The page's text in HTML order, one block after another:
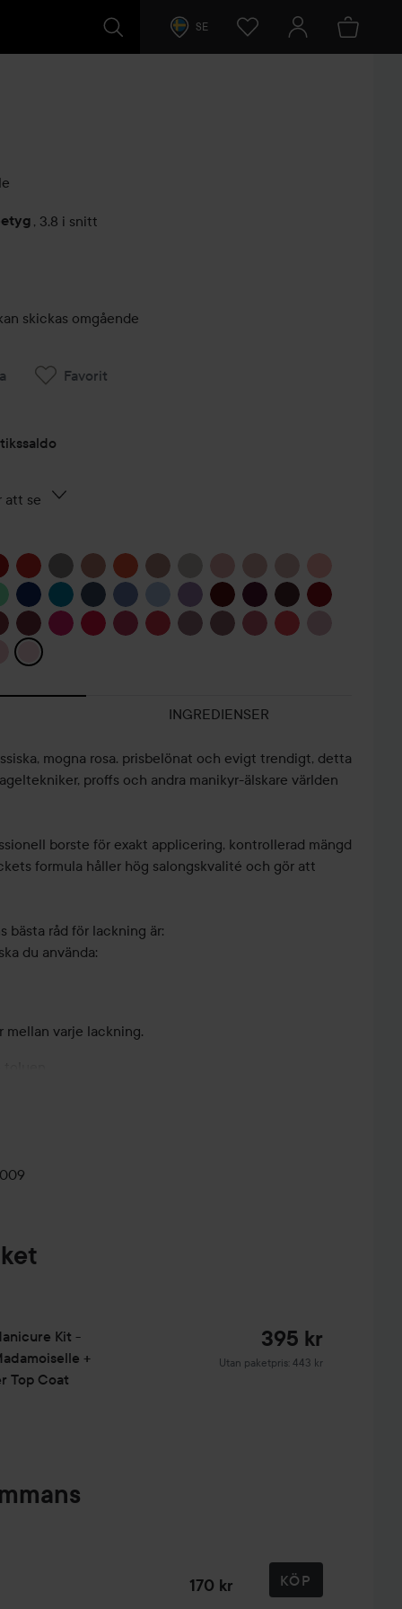
SE
, 3.8 i snitt
skickas omgående
Favorit
att se
INGREDIENSER
mogna rosa. prisbelönat och evigt trendigt, detta
proffs och andra manikyr-älskare världen
borste för exakt applicering, kontrollerad mängd
formula håller hög salongskvalité och gör att
bästa råd för lackning är:
du använda:
varje lackning.
Kit -
+
Top Coat
395 kr
Utan paketpris: 443 kr
170 kr KÖP